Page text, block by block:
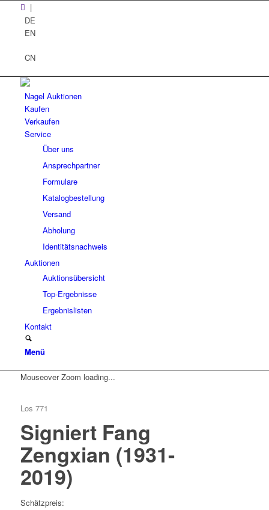
|
DE
EN
CN
Nagel Auktionen
Kaufen
Verkaufen
Service
Über uns
Ansprechpartner
Formulare
Katalogbestellung
Versand
Abholung
Identitätsnachweis
Auktionen
Auktionsübersicht
Top-Ergebnisse
Ergebnislisten
Kontakt
Menü
Mouseover Zoom loading...
Los 771
Signiert Fang
Zengxian (1931-
2019)
Schätzpreis: